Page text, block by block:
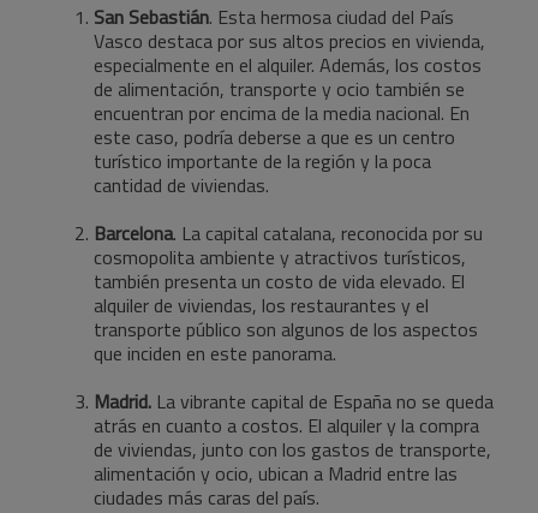
San Sebastián. Esta hermosa ciudad del País
Vasco destaca por sus altos precios en vivienda,
especialmente en el alquiler. Además, los costos
de alimentación, transporte y ocio también se
encuentran por encima de la media nacional. En
este caso, podría deberse a que es un centro
turístico importante de la región y la poca
cantidad de viviendas.
Barcelona. La capital catalana, reconocida por su
cosmopolita ambiente y atractivos turísticos,
también presenta un costo de vida elevado. El
alquiler de viviendas, los restaurantes y el
transporte público son algunos de los aspectos
que inciden en este panorama.
Madrid. La vibrante capital de España no se queda
atrás en cuanto a costos. El alquiler y la compra
de viviendas, junto con los gastos de transporte,
alimentación y ocio, ubican a Madrid entre las
ciudades más caras del país.